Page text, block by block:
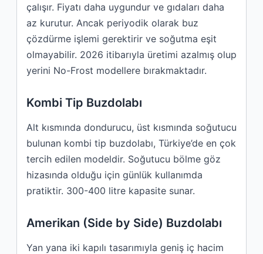
çalışır. Fiyatı daha uygundur ve gıdaları daha
az kurutur. Ancak periyodik olarak buz
çözdürme işlemi gerektirir ve soğutma eşit
olmayabilir. 2026 itibarıyla üretimi azalmış olup
yerini No-Frost modellere bırakmaktadır.
Kombi Tip Buzdolabı
Alt kısmında dondurucu, üst kısmında soğutucu
bulunan kombi tip buzdolabı, Türkiye’de en çok
tercih edilen modeldir. Soğutucu bölme göz
hizasında olduğu için günlük kullanımda
pratiktir. 300-400 litre kapasite sunar.
Amerikan (Side by Side) Buzdolabı
Yan yana iki kapılı tasarımıyla geniş iç hacim